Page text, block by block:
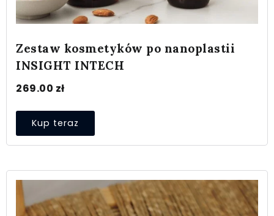
Zestaw kosmetyków po nanoplastii
INSIGHT INTECH
269.00 zł
Kup teraz